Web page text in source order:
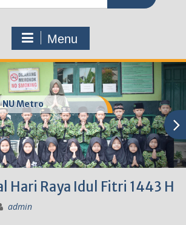
Menu
Metro
Hari Raya Idul Fitri 1443 H
admin